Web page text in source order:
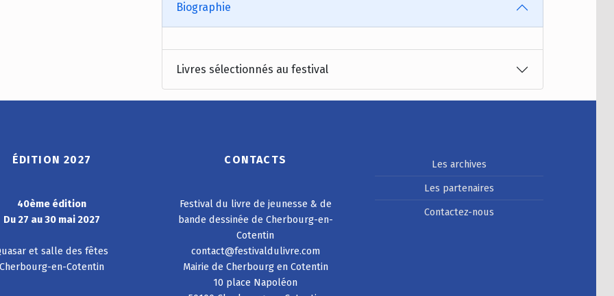
Biographie
Livres sélectionnés au festival
ÉDITION 2027
40ème édition
Du 27 au 30 mai 2027
et salle des fêtes
en-Cotentin
CONTACTS
Festival du livre de jeunesse & de
bande dessinée de Cherbourg-en-
Cotentin
contact@festivaldulivre.com
Mairie de Cherbourg en Cotentin
10 place Napoléon
Les archives
Les partenaires
Contactez-nous